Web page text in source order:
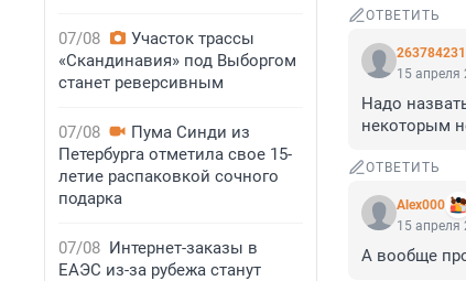
07/08
Участок трассы
«Скандинавия» под Выборгом
станет реверсивным
07/08
Пума Синди из
Петербурга отметила свое 15-
летие распаковкой сочного
подарка
07/08 Интернет-заказы в
ЕАЭС из-за рубежа станут
ОТВЕТИТЬ
263784231
15 апреля
Надо
некоторым
ОТВЕТИТЬ
Alex000
15 апреля
А вообще